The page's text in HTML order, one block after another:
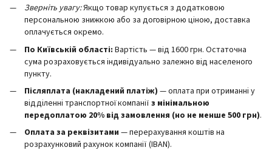
Зверніть увагу:Якщо товар купується з додатковою
персональною знижкою або за договірною ціною, доставка
оплачується окремо.
По Київській області: Вартість — від 1600 грн. Остаточна
сума розраховується індивідуально залежно від населеного
пункту.
Післяплата (накладений платіж) — оплата при отриманні у
відділенні транспортної компанії з мінімальною
передоплатою 20% від замовлення (но не менше 500 грн).
Оплата за реквізитами — перерахування коштів на
розрахунковий рахунок компанії (IBAN).